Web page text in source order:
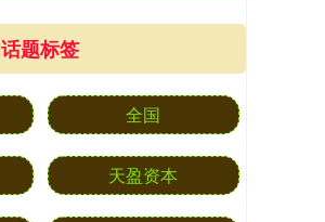
话题标签
全国
天盈资本